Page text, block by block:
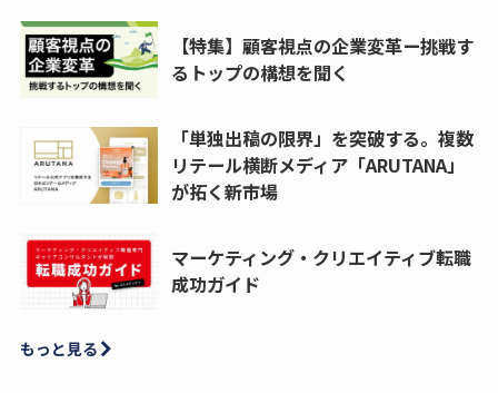
【特集】顧客視点の企業変革ー挑戦す
るトップの構想を聞く
「単独出稿の限界」を突破する。複数
リテール横断メディア「ARUTANA」
が拓く新市場
マーケティング・クリエイティブ転職
成功ガイド
もっと見る